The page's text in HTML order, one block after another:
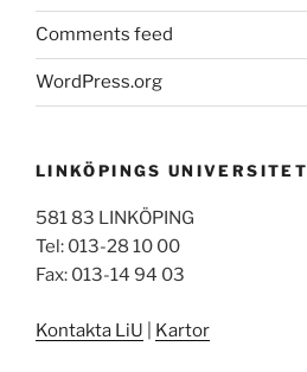
Comments feed
WordPress.org
LINKÖPINGS UNIVERSITET
581 83 LINKÖPING
Tel: 013-28 10 00
Fax: 013-14 94 03
Kontakta LiU Kartor